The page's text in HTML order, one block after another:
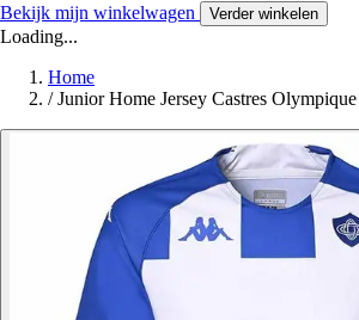
Bekijk mijn winkelwagen Verder winkelen
Loading...
Home
/ Junior Home Jersey Castres